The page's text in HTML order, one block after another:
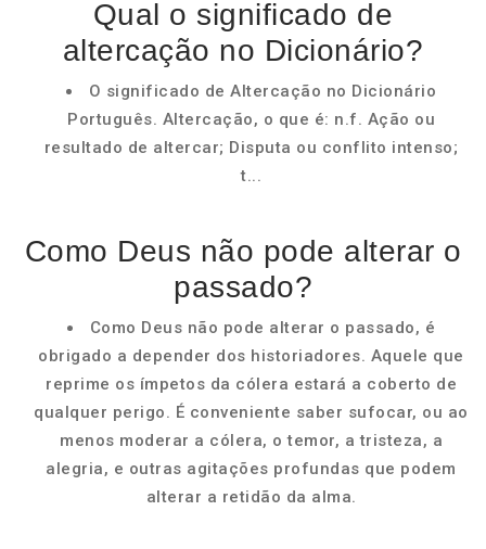
Qual o significado de
altercação no Dicionário?
O significado de Altercação no Dicionário
Português. Altercação, o que é: n.f. Ação ou
resultado de altercar; Disputa ou conflito intenso;
t...
Como Deus não pode alterar o
passado?
Como Deus não pode alterar o passado, é
obrigado a depender dos historiadores. Aquele que
reprime os ímpetos da cólera estará a coberto de
qualquer perigo. É conveniente saber sufocar, ou ao
menos moderar a cólera, o temor, a tristeza, a
alegria, e outras agitações profundas que podem
alterar a retidão da alma.